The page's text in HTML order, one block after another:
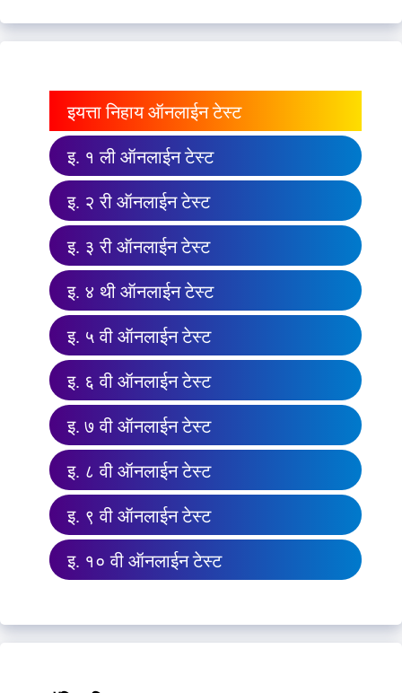
इयत्ता निहाय ऑनलाईन टेस्ट
इ. १ ली ऑनलाईन टेस्ट
इ. २ री ऑनलाईन टेस्ट
इ. ३ री ऑनलाईन टेस्ट
इ. ४ थी ऑनलाईन टेस्ट
इ. ५ वी ऑनलाईन टेस्ट
इ. ६ वी ऑनलाईन टेस्ट
इ. ७ वी ऑनलाईन टेस्ट
इ. ८ वी ऑनलाईन टेस्ट
इ. ९ वी ऑनलाईन टेस्ट
इ. १० वी ऑनलाईन टेस्ट